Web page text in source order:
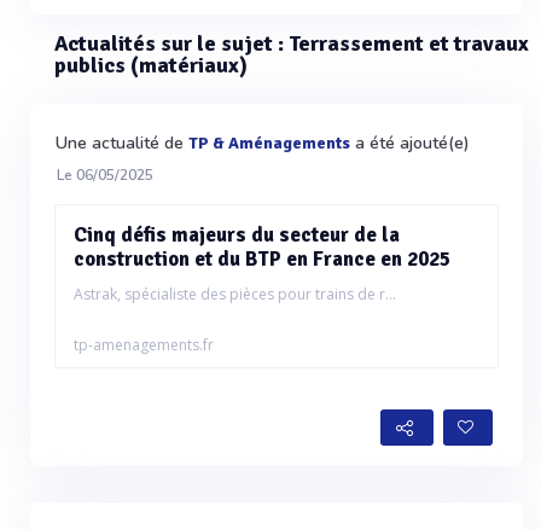
Actualités sur le sujet : Terrassement et travaux
publics (matériaux)
Une actualité de TP & Aménagements a été ajouté(e)
Le 06/05/2025
Cinq défis majeurs du secteur de la
construction et du BTP en France en 2025
Astrak, spécialiste des pièces pour trains de r...
tp-amenagements.fr